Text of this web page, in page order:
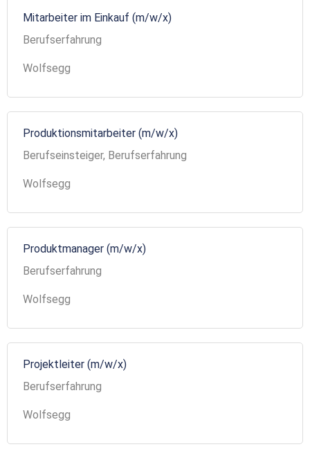
Mitarbeiter im Einkauf (m/w/x)
Berufserfahrung
Wolfsegg
Produktionsmitarbeiter (m/w/x)
Berufseinsteiger, Berufserfahrung
Wolfsegg
Produktmanager (m/w/x)
Berufserfahrung
Wolfsegg
Projektleiter (m/w/x)
Berufserfahrung
Wolfsegg